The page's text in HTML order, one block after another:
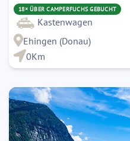
18× ÜBER CAMPERFUCHS GEBUCHT
Kastenwagen
Ehingen (Donau)
0Km